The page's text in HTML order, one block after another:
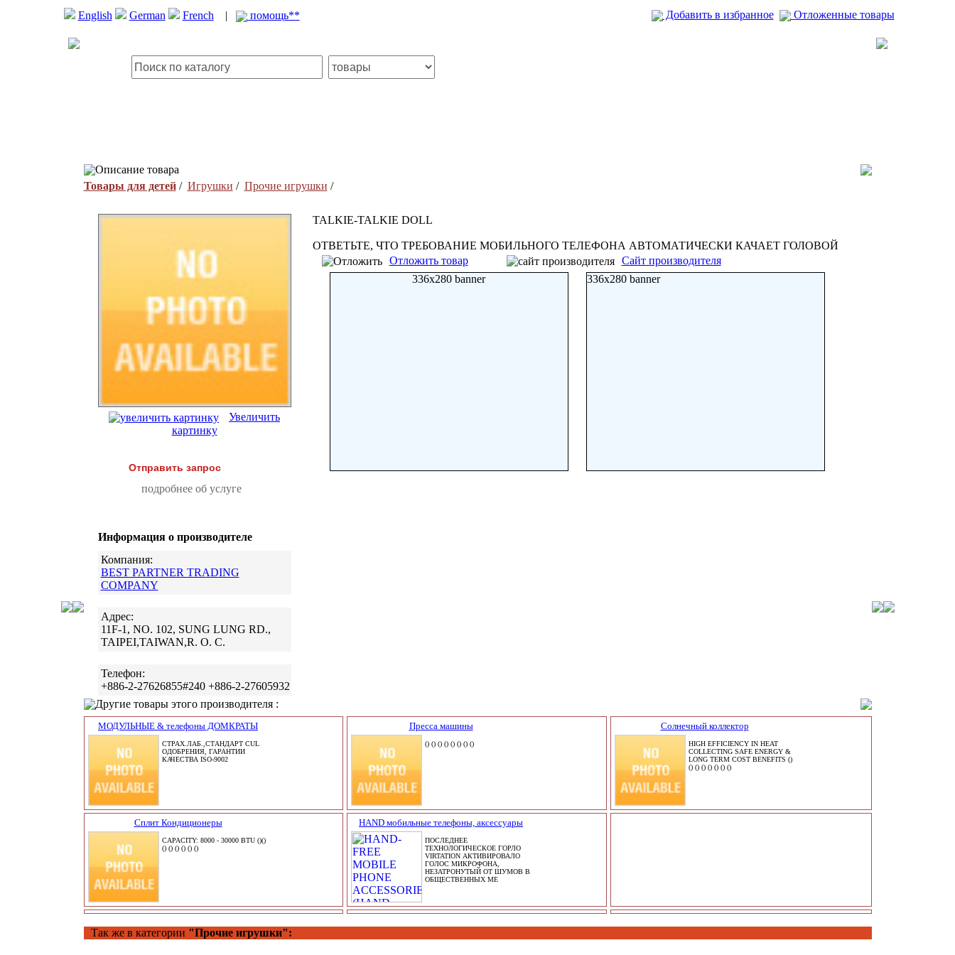
English German French | помощь** Добавить в избранное Отложенные товары
Описание товара
Товары для детей/ Игрушки / Прочие игрушки /
Увеличить
картинку
Отправить запрос
подробнее об услуге
Информация о производителе
Компания:
BEST PARTNER TRADING
COMPANY
Адрес:
11F-1, NO. 102, SUNG LUNG RD.,
TAIPEI,TAIWAN,R. O. C.
Телефон:
+886-2-27626855#240 +886-2-27605932
TALKIE-TALKIE DOLL
ОТВЕТЬТЕ, ЧТО ТРЕБОВАНИЕ МОБИЛЬНОГО ТЕЛЕФОНА АВТОМАТИЧЕСКИ КАЧАЕТ ГОЛОВОЙ
Отложить товар
Сайт производителя
336x280 banner
336x280 banner
Другие товары этого производителя :
МОДУЛЬНЫЕ & телефоны ДОМКРАТЫ
СТРАХ.ЛАБ.,СТАНДАРТ CUL
ОДОБРЕНИЯ, ГАРАНТИИ
КАЧЕСТВА ISO-9002
Пресса машины
() () () () () () () ()
Солнечный коллектор
HIGH EFFICIENCY IN HEAT
COLLECTING SAFE ENERGY &
LONG TERM COST BENEFITS ()
() () () () () () ()
Сплит Кондиционеры
CAPACITY: 8000 - 30000 BTU ()()
() () () () () ()
HAND мобильные телефоны, аксессуары
ПОСЛЕДНЕЕ
ТЕХНОЛОГИЧЕСКОЕ ГОРЛО
VIRTATION АКТИВИРОВАЛО
ГОЛОС МИКРОФОНА,
НЕЗАТРОНУТЫЙ ОТ ШУМОВ В
ОБЩЕСТВЕННЫХ МЕ
Так же в категории "Прочие игрушки":